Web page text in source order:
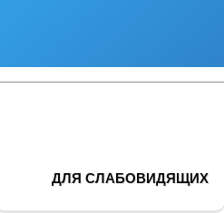
ДЛЯ СЛАБОВИДЯЩИХ